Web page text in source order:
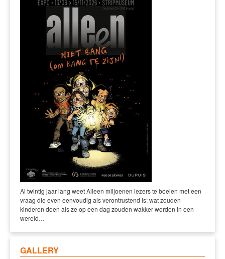
Al twintig jaar lang weet Alleen miljoenen lezers te boeien met een
vraag die even eenvoudig als verontrustend is: wat zouden
kinderen doen als ze op een dag zouden wakker worden in een
wereld…
GALLERY